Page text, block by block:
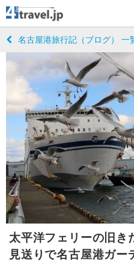
名古屋港旅行記（ブログ） 一
太平洋フェリーの旧き
見送りで名古屋港ガー